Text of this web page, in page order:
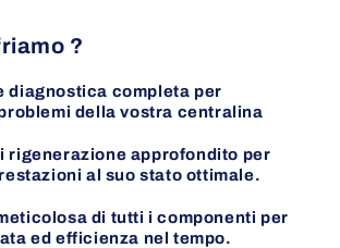
?
diagnostica completa per
della vostra centralina
rigenerazione approfondito per
al suo stato ottimale.
di tutti i componenti per
ed efficienza nel tempo.